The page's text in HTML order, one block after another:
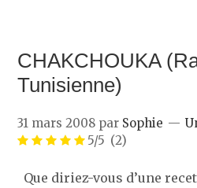
CHAKCHOUKA
Tunisienne)
31 mars 2008 par Sophie
5/5 (2)
Que diriez-vous d’une